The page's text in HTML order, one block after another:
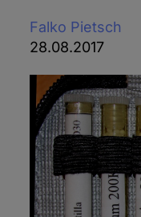
Falko Pietsch
28.08.2017